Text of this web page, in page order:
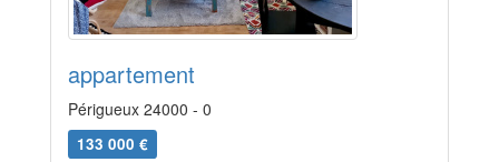
appartement
Périgueux 24000 - 0
133 000 €